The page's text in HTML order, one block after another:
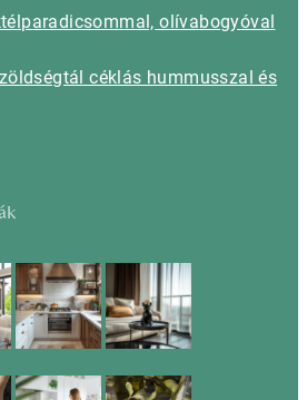
olívabogyóval
céklás hummusszal és